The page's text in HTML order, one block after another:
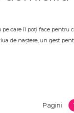
care îl poți face pentru
de naștere, un gest
el, pentru părinți,
la timp și cu
Pagini